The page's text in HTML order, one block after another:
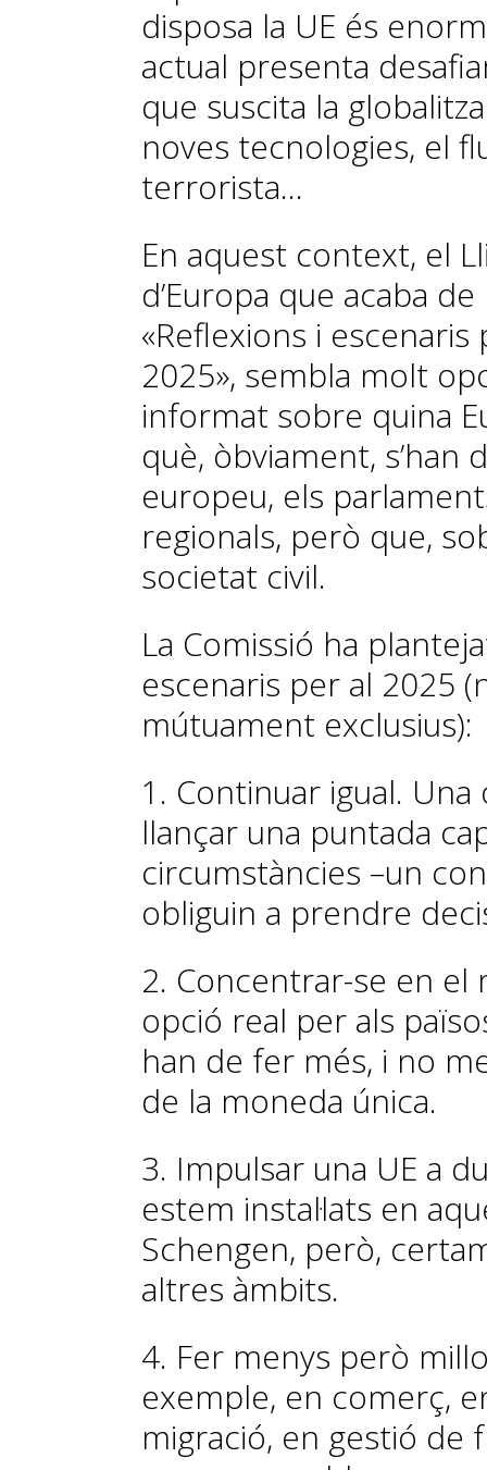
disposa la UE és
actual presenta
que suscita la
noves tecnologies, el
terrorista...
En aquest context, el
d’Europa que acaba
«Reflexions i escenaris
2025», sembla molt
informat sobre quina
què, òbviament, s’han
europeu, els
regionals, però que,
societat civil.
La Comissió ha
escenaris per al 2025
mútuament exclusius):
1. Continuar igual.
llançar una puntada
circumstàncies –un
obliguin a prendre
2. Concentrar-se en el
opció real per als
han de fer més, i no
de la moneda única.
3. Impulsar una UE a
estem instal·lats en
Schengen, però,
altres àmbits.
4. Fer menys però
exemple, en comerç,
migració, en gestió de